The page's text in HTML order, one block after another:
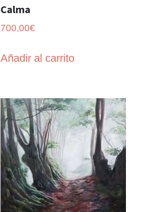
Calma
700,00€
Añadir al carrito